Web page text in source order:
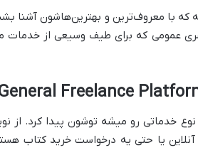
که با معروف‌ترین و بهترین‌هاشون آشنا
عمومی که برای طیف وسیعی از خدمات
خدماتی رو میشه توشون پیدا کرد. از
یا حتی یه درخواست خرید کتاب